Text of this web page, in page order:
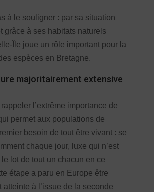
à le souligner : par sa situation
grâce à ses habitats naturels
Île joue un rôle important pour la
espèces en Bretagne.
majoritairement extensive
rappeler l’extrême importance de
permet aux populations de
besoin de tout être vivant : se
chaque jour, luxe qui n’est
le lot de tout un chacun en ce
étape a paru en Europe être
atteinte à l’issue de la seconde